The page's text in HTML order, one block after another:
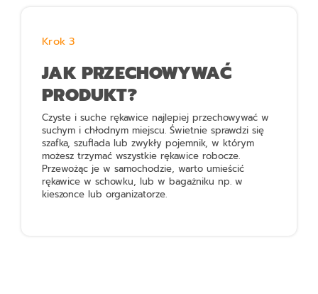
Krok 3
JAK PRZECHOWYWAĆ
PRODUKT?
Czyste i suche rękawice najlepiej przechowywać w
suchym i chłodnym miejscu. Świetnie sprawdzi się
szafka, szuflada lub zwykły pojemnik, w którym
możesz trzymać wszystkie rękawice robocze.
Przewożąc je w samochodzie, warto umieścić
rękawice w schowku, lub w bagażniku np. w
kieszonce lub organizatorze.